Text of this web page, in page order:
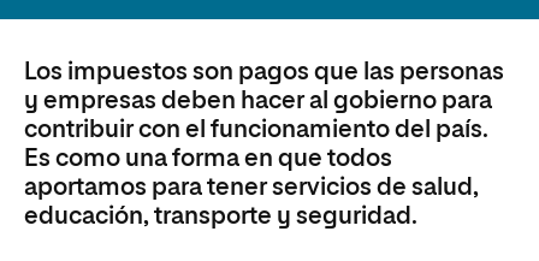
Los impuestos son pagos que las personas
y empresas deben hacer al gobierno para
contribuir con el funcionamiento del país.
Es como una forma en que todos
aportamos para tener servicios de salud,
educación, transporte y seguridad.